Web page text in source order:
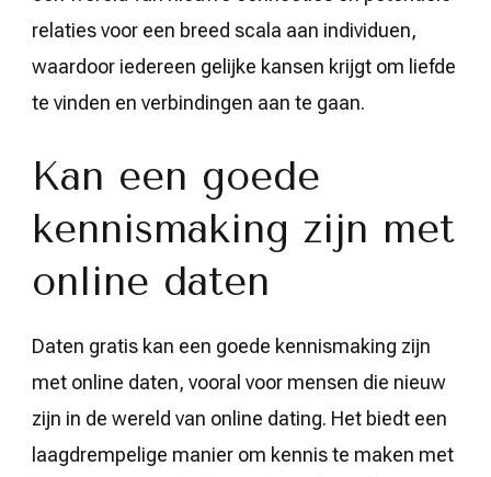
relaties voor een breed scala aan individuen,
waardoor iedereen gelijke kansen krijgt om liefde
te vinden en verbindingen aan te gaan.
Kan een goede
kennismaking zijn met
online daten
Daten gratis kan een goede kennismaking zijn
met online daten, vooral voor mensen die nieuw
zijn in de wereld van online dating. Het biedt een
laagdrempelige manier om kennis te maken met